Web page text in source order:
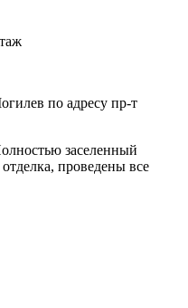
по адресу пр-т
заселенный
проведены все